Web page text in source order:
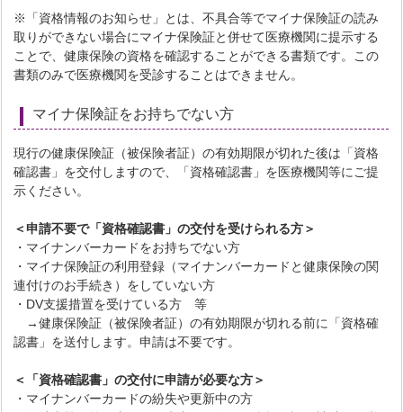
※「資格情報のお知らせ」とは、不具合等でマイナ保険証の読み
取りができない場合にマイナ保険証と併せて医療機関に提示する
ことで、健康保険の資格を確認することができる書類です。この
書類のみで医療機関を受診することはできません。
マイナ保険証をお持ちでない方
現行の健康保険証（被保険者証）の有効期限が切れた後は「資格
確認書」を交付しますので、「資格確認書」を医療機関等にご提
示ください。
＜申請不要で「資格確認書」の交付を受けられる方＞
・マイナンバーカードをお持ちでない方
・マイナ保険証の利用登録（マイナンバーカードと健康保険の関
連付けのお手続き）をしていない方
・DV支援措置を受けている方 等
→健康保険証（被保険者証）の有効期限が切れる前に「資格確
認書」を送付します。申請は不要です。
＜「資格確認書」の交付に申請が必要な方＞
・マイナンバーカードの紛失や更新中の方